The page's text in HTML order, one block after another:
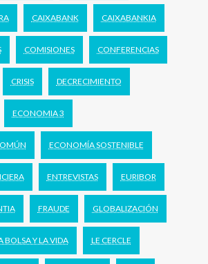
CAIXABANK CAIXABANKIA
COMISIONES CONFERENCIAS
CRISIS DECRECIMIENTO
ECONOMIA 3
ECONOMÍA SOSTENIBLE
ENTREVISTAS EURIBOR
FRAUDE GLOBALIZACIÓN
BOLSA Y LA VIDA LE CERCLE